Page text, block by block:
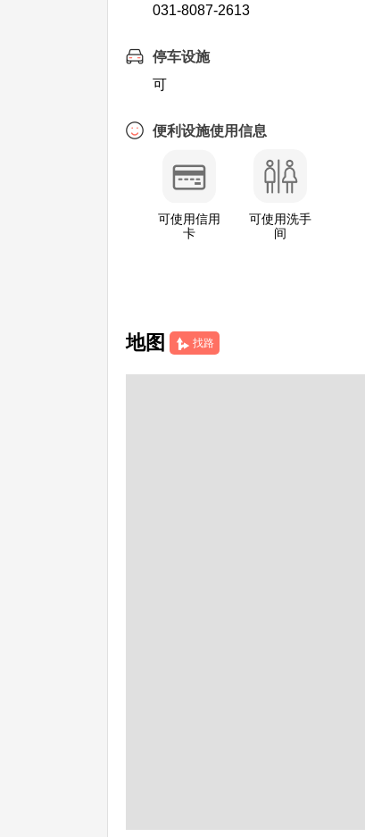
031-8087-2613
停车设施
可
便利设施使用信息
可使用信用
卡
可使用洗手
间
地图 找路